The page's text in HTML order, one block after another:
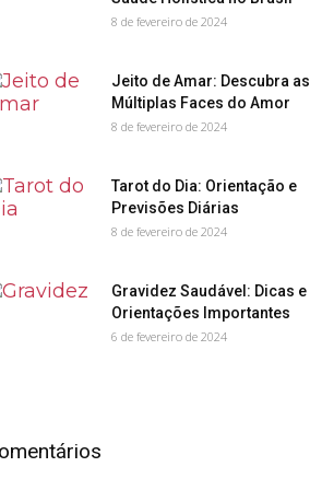
8 de fevereiro de 2024
Jeito de Amar: Descubra as
Múltiplas Faces do Amor
8 de fevereiro de 2024
Tarot do Dia: Orientação e
Previsões Diárias
8 de fevereiro de 2024
Gravidez Saudável: Dicas e
Orientações Importantes
6 de fevereiro de 2024